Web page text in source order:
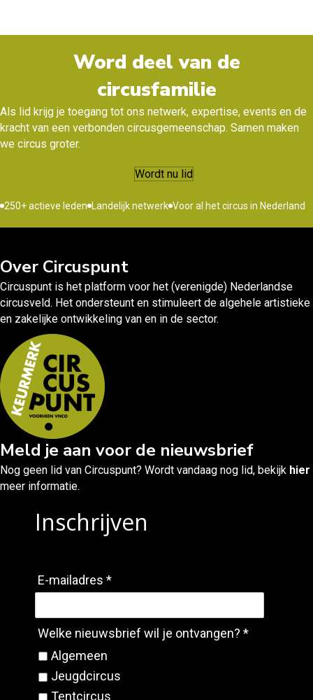
Word deel van de
circusfamilie
Als lid krijg je toegang tot ons netwerk, expertise, events en de
kracht van een verbonden circusgemeenschap. Samen maken
we circus groter.
Wordt nu lid
250+ actieve leden Landelijk netwerk Voor al het circus in Nederland
Over Circuspunt
Circuspunt is het platform voor het (verenigde) Nederlandse
circusveld. Het ondersteunt en stimuleert de algehele artistieke
en zakelijke ontwikkeling van en in de sector.
Meld je aan voor de nieuwsbrief
Nog geen lid van Circuspunt? Wordt vandaag nog lid, bekijk hier
meer informatie.
Inschrijven
E-mailadres *
Welke nieuwsbrief wil je ontvangen? *
Algemeen
Jeugdcircus
Tentcircus